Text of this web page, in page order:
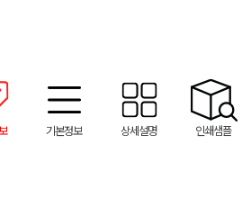
기본정보 상세설명 인쇄샘플